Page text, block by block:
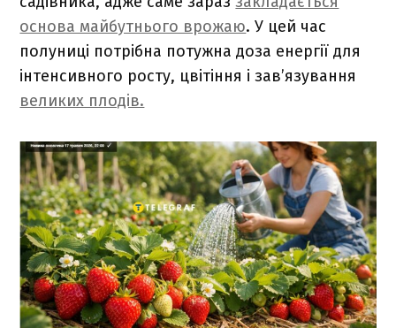
основа майбутнього врожаю. У цей час
полуниці потрібна потужна доза енергії для
інтенсивного росту, цвітіння і зав’язування
великих плодів.